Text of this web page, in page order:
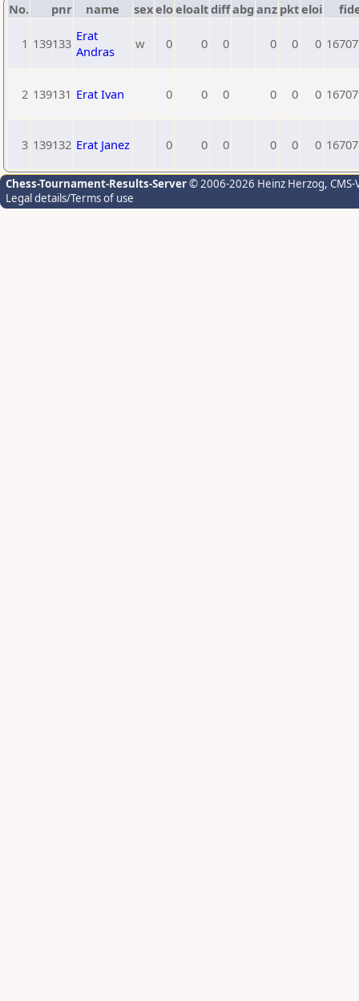
No. pnr name sexeloeloaltdiffabg anz pkteloi
1 139133 Erat
Andras
w 0 0 0 0 0 0
2 139131 Erat Ivan 0 0 0 0 0 0
3 139132 Erat Janez 0 0 0 0 0 0
Chess-Tournament-Results-Server© 2006-2026 Heinz Herzog,
Legal details/Terms of use